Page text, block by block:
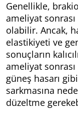
Genellikle,
ameliyat
olabilir. Ancak,
elastikiyeti ve
sonuçların
ameliyat sonrası
güneş hasarı
sarkmasına
düzeltme